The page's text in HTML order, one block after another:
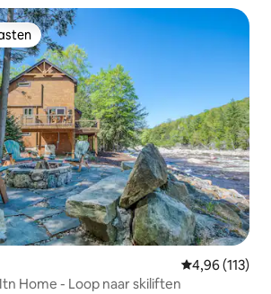
Gemiddelde
4,96 (113)
Home - Loop naar skiliften